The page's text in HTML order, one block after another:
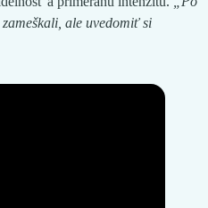
ale uvedomiť si